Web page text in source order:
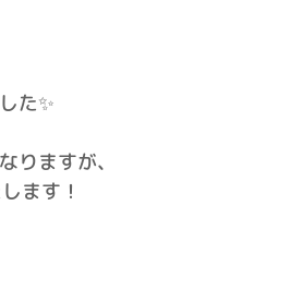
た✨
りますが、
ます！